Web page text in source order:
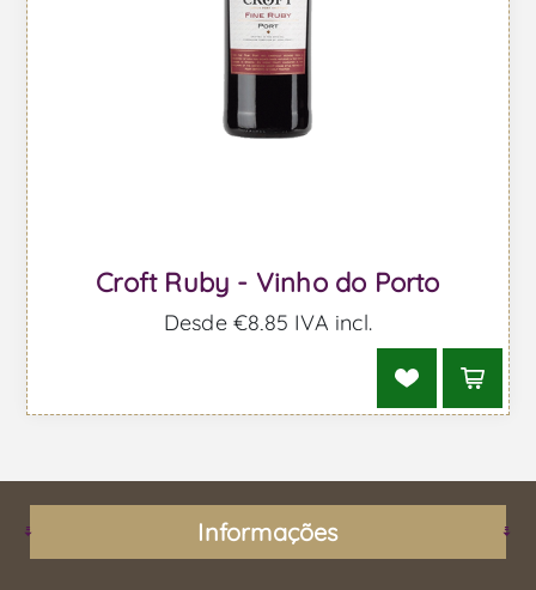
Croft Ruby - Vinho do Porto
Desde €8,85 IVA incl.
Informações